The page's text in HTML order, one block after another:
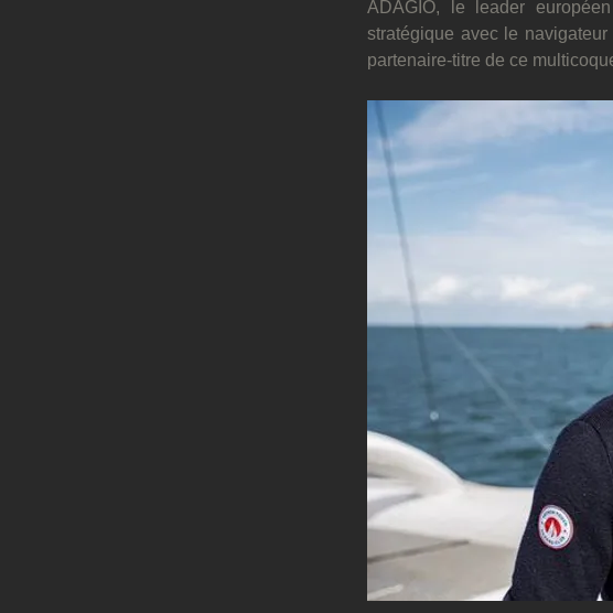
ADAGIO, le leader
stratégique avec le
partenaire-titre de ce